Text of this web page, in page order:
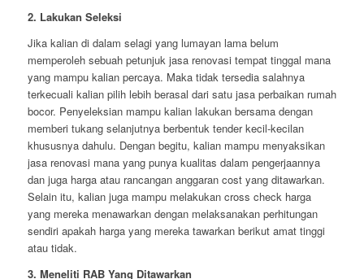
2. Lakukan Seleksi
Jika kalian di dalam selagi yang lumayan lama belum
memperoleh sebuah petunjuk jasa renovasi tempat tinggal mana
yang mampu kalian percaya. Maka tidak tersedia salahnya
terkecuali kalian pilih lebih berasal dari satu jasa perbaikan rumah
bocor. Penyeleksian mampu kalian lakukan bersama dengan
memberi tukang selanjutnya berbentuk tender kecil-kecilan
khususnya dahulu. Dengan begitu, kalian mampu menyaksikan
jasa renovasi mana yang punya kualitas dalam pengerjaannya
dan juga harga atau rancangan anggaran cost yang ditawarkan.
Selain itu, kalian juga mampu melakukan cross check harga
yang mereka menawarkan dengan melaksanakan perhitungan
sendiri apakah harga yang mereka tawarkan berikut amat tinggi
atau tidak.
3. Meneliti RAB Yang Ditawarkan